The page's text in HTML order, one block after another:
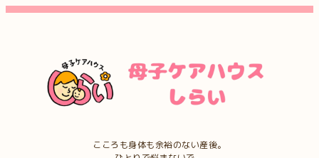
こころも身体も余裕のない産後。